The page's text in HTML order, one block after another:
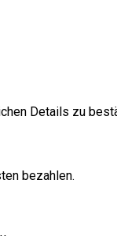
Details zu
bezahlen.